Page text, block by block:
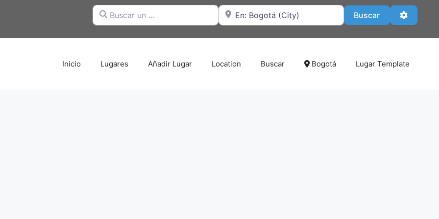
Buscar un ... Cerca de BuscarBuscar
Inicio Lugares Añadir Lugar Location Buscar Bogotá Lugar Template